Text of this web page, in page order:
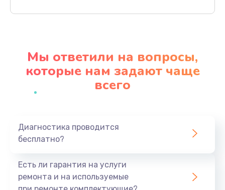
Заказать
Профилактическая чистка
Заказать
Мы ответили на вопросы,
которые нам задают чаще
всего
Диагностика проводится
бесплатно?
Есть ли гарантия на услуги
ремонта и на используемые